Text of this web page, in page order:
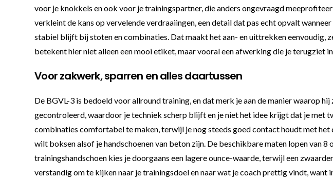
voor je knokkels en ook voor je trainingspartner, die anders ongevraagd
verkleint de kans op vervelende verdraaiingen, een detail dat pas echt opvalt
stabiel blijft bij stoten en combinaties. Dat maakt het aan- en uittrekken eenvoudig,
betekent hier niet alleen een mooi etiket, maar vooral een afwerking die je terugziet
Voor zakwerk, sparren en alles daartussen
De BGVL-3 is bedoeld voor allround training, en dat merk je aan de manier waarop
gecontroleerd, waardoor je techniek scherp blijft en je niet het idee krijgt dat je met
combinaties comfortabel te maken, terwijl je nog steeds goed contact houdt met
wilt boksen alsof je handschoenen van beton zijn. De beschikbare maten lopen van
trainingshandschoen kies je doorgaans een lagere ounce-waarde, terwijl een
verstandig om te kijken naar je trainingsdoel en naar wat je coach prettig vindt, want